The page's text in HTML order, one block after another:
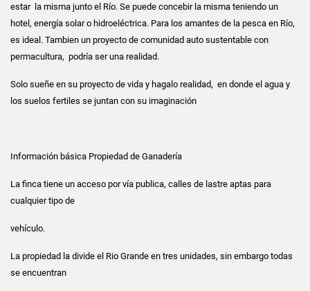
estar la misma junto el Río. Se puede concebir la misma teniendo un
hotel, energía solar o hidroeléctrica. Para los amantes de la pesca en Río,
es ideal. Tambien un proyecto de comunidad auto sustentable con
permacultura, podría ser una realidad.
Solo sueñe en su proyecto de vida y hagalo realidad, en donde el agua y
los suelos fertiles se juntan con su imaginación
Información básica Propiedad de Ganadería
La finca tiene un acceso por vía publica, calles de lastre aptas para
cualquier tipo de
vehículo.
La propiedad la divide el Rio Grande en tres unidades, sin embargo todas
se encuentran